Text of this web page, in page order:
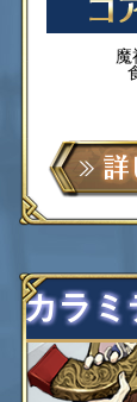
魔
カラミ